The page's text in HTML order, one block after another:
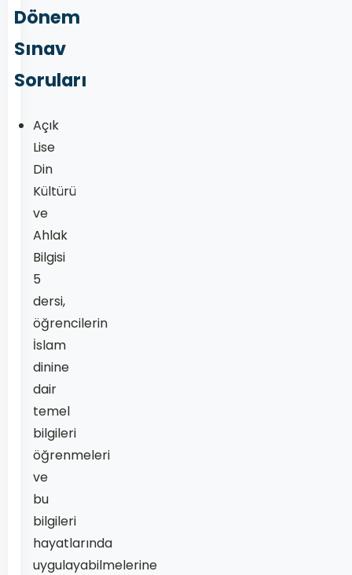
Dönem
Sınav
Soruları
Açık
Lise
Din
Kültürü
ve
Ahlak
Bilgisi
5
dersi,
öğrencilerin
İslam
dinine
dair
temel
bilgileri
öğrenmeleri
ve
bu
bilgileri
hayatlarında
uygulayabilmelerine